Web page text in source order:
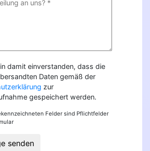
damit einverstanden, dass die
Daten gemäß der
zur
gespeichert werden.
Felder sind Pflichtfelder
senden